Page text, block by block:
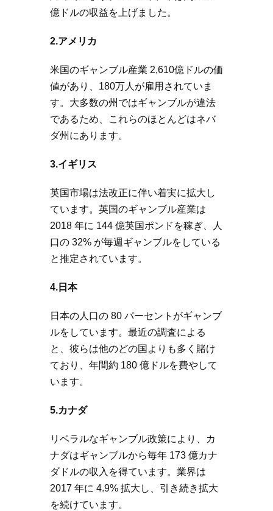
億ドルの収益を上げました。
2.アメリカ
米国のギャンブル産業 2,610億ドルの価
値があり、180万人が雇用されていま
す。大多数の州ではギャンブルが違法
であるため、これらのほとんどはネバ
ダ州にあります。
3.イギリス
英国市場は法改正に伴い着実に拡大し
ています。英国のギャンブル産業は
2018 年に 144 億英国ポンドを稼ぎ、人
口の 32% が毎週ギャンブルをしている
と推定されています。
4.日本
日本の人口の 80 パーセントがギャンブ
ルをしています。最近の調査による
と、彼らは他のどの国よりも多く賭け
ており、年間約 180 億ドルを費やして
います。
5.カナダ
リベラルなギャンブル政策により、カ
ナダはギャンブルから毎年 173 億カナ
ダドルの収入を得ています。業界は
2017 年に 4.9% 拡大し、引き続き拡大
を続けています。